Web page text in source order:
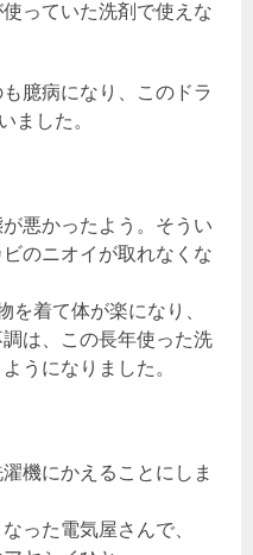
っていた洗剤で使えな
臆病になり、このドラ
ました。
悪かったよう。そうい
のニオイが取れなくな
を着て体が楽になり、
は、この長年使った洗
うになりました。
機にかえることにしま
った電気屋さんで、